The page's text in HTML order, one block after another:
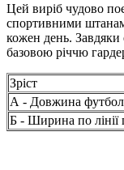
Цей виріб чудово
спортивними
кожен день. Завдяки
базовою річчю
Зріст
А - Довжина
Б - Ширина по лінії